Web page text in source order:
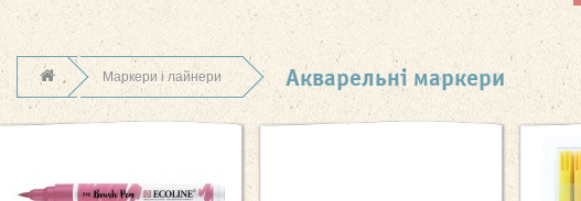
Маркери і лайнери Акварельні маркери